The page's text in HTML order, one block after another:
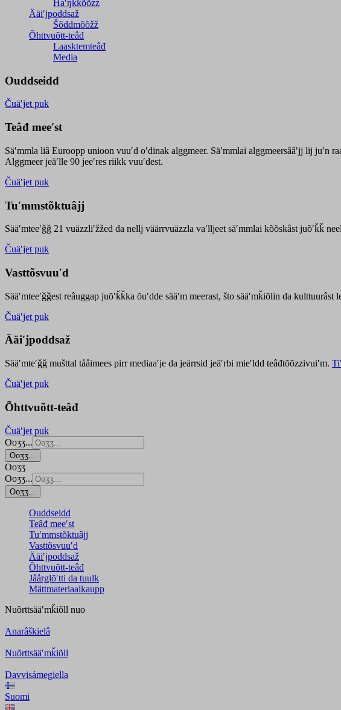
Haʹŋǩǩõõzz
Ääiʹjpoddsaž
Šõddmõõžž
Õhttvuõtt-teâđ
Laasktemteâđ
Media
Ouddseidd
Čuäʹjet puk
Teâđ meeʹst
Säʹmmla liâ Euroopp unioon vuuʹd oʹdinak alggmeer. Säʹmmlai alggmeersââʹjj lij juʹn
Alggmeer jeäʹlle 90 jeeʹres riikk vuuʹdest.
Čuäʹjet puk
Tuʹmmstõktuâjj
Sääʹmteeʹǧǧ 21 vuäzzliʹžžed da nellj väärrvuäzzla vaʹlljeet säʹmmlai kõõskâst juõʹǩǩ
Čuäʹjet puk
Vasttõsvuuʹd
Sääʹmteeʹǧǧest reâuggap juõʹǩǩka õuʹdde sääʹm meerast, što sääʹmǩiõlin da kulttuurâst
Čuäʹjet puk
Ääiʹjpoddsaž
Sääʹmteʹǧǧ mušttal tååimees pirr mediaaʹje da jeärrsid jeäʹrbi mieʹldd teâđtõõzzivuiʹm.
Čuäʹjet puk
Õhttvuõtt-teâđ
Čuäʹjet puk
Ooʒʒ...
Ooʒʒ...
Ooʒʒ
Ooʒʒ...
Ooʒʒ...
Ouddseidd
Teâđ meeʹst
Tuʹmmstõktuâjj
Vasttõsvuuʹd
Ääiʹjpoddsaž
Õhttvuõtt-teâđ
Jåårǥlõʹtti da tuulk
Mättmateriaalkaupp
Nuõrttsääʹmǩiõll nuo
Anarâškielâ
Nuõrttsääʹmǩiõll
Davvisámegiella
Suomi